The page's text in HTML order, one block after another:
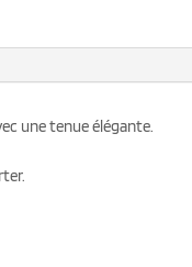
une tenue élégante.